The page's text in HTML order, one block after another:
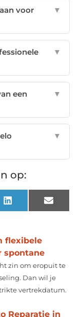
voor
▼
▼
een
▼
▼
op:
LinkedIn Email
flexibele
spontane
zin om eropuit te
Dan wil je
vertrekdatum.
Reparatie in